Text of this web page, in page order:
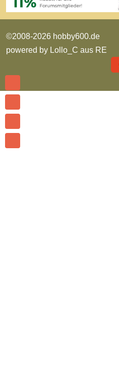
©2008-2026 hobby600.de
powered by Lollo_C aus RE